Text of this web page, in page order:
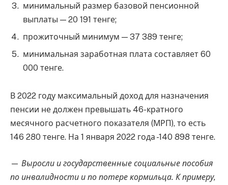
минимальный размер базовой пенсионной
выплаты — 20 191 тенге;
прожиточный минимум — 37 389 тенге;
минимальная заработная плата составляет 60
000 тенге.
В 2022 году максимальный доход для назначения
пенсии не должен превышать 46-кратного
месячного расчетного показателя (МРП), то есть
146 280 тенге. На 1 января 2022 года -140 898 тенге.
— Выросли и государственные социальные пособия
по инвалидности и по потере кормильца. К примеру,